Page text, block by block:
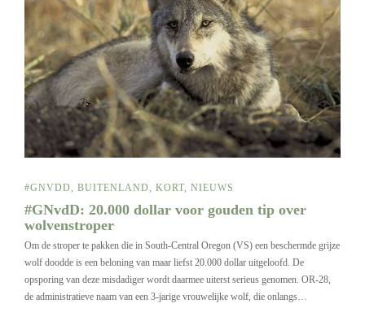
#GNVDD, BUITENLAND, KORT, NIEUWS
#GNvdD: 20.000 dollar voor gouden tip over
wolvenstroper
Om de stroper te pakken die in South-Central Oregon (VS) een beschermde grijze
wolf doodde is een beloning van maar liefst 20.000 dollar uitgeloofd. De
opsporing van deze misdadiger wordt daarmee uiterst serieus genomen. OR-28,
de administratieve naam van een 3-jarige vrouwelijke wolf, die onlangs…